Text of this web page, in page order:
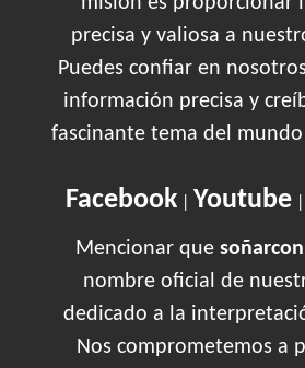
precisa y valiosa a
Puedes confiar en
información precisa y
fascinante tema del
Facebook| Youtube|
Mencionar que
nombre oficial de
dedicado a la
Nos comprometemos a